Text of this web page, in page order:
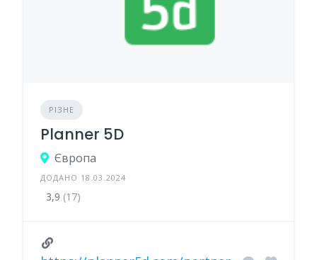
РІЗНЕ
Planner 5D
Європа
ДОДАНО 18.03.2024
3,9 (17)